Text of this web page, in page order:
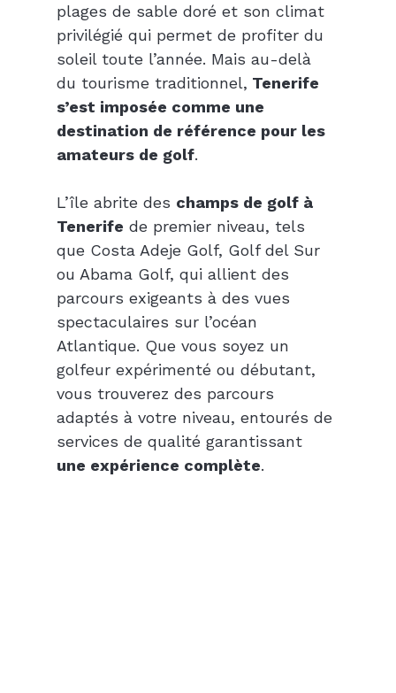
plages de sable doré et son climat
privilégié qui permet de profiter du
soleil toute l’année. Mais au-delà
du tourisme traditionnel, Tenerife
s’est imposée comme une
destination de référence pour les
amateurs de golf.
L’île abrite des champs de golf à
Tenerife de premier niveau, tels
que Costa Adeje Golf, Golf del Sur
ou Abama Golf, qui allient des
parcours exigeants à des vues
spectaculaires sur l’océan
Atlantique. Que vous soyez un
golfeur expérimenté ou débutant,
vous trouverez des parcours
adaptés à votre niveau, entourés de
services de qualité garantissant
une expérience complète.